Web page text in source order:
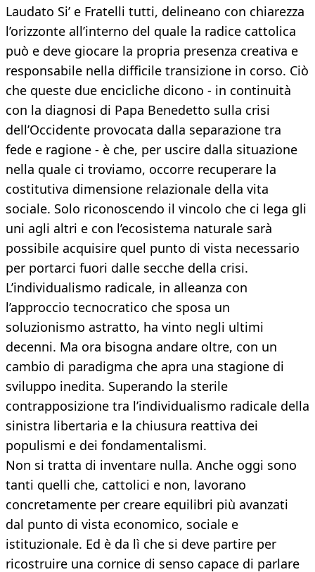
Laudato Si’ e Fratelli tutti, delineano con chiarezza
l’orizzonte all’interno del quale la radice cattolica
può e deve giocare la propria presenza creativa e
responsabile nella difficile transizione in corso. Ciò
che queste due encicliche dicono - in continuità
con la diagnosi di Papa Benedetto sulla crisi
dell’Occidente provocata dalla separazione tra
fede e ragione - è che, per uscire dalla situazione
nella quale ci troviamo, occorre recuperare la
costitutiva dimensione relazionale della vita
sociale. Solo riconoscendo il vincolo che ci lega gli
uni agli altri e con l’ecosistema naturale sarà
possibile acquisire quel punto di vista necessario
per portarci fuori dalle secche della crisi.
L’individualismo radicale, in alleanza con
l’approccio tecnocratico che sposa un
soluzionismo astratto, ha vinto negli ultimi
decenni. Ma ora bisogna andare oltre, con un
cambio di paradigma che apra una stagione di
sviluppo inedita. Superando la sterile
contrapposizione tra l’individualismo radicale della
sinistra libertaria e la chiusura reattiva dei
populismi e dei fondamentalismi.
Non si tratta di inventare nulla. Anche oggi sono
tanti quelli che, cattolici e non, lavorano
concretamente per creare equilibri più avanzati
dal punto di vista economico, sociale e
istituzionale. Ed è da lì che si deve partire per
ricostruire una cornice di senso capace di parlare